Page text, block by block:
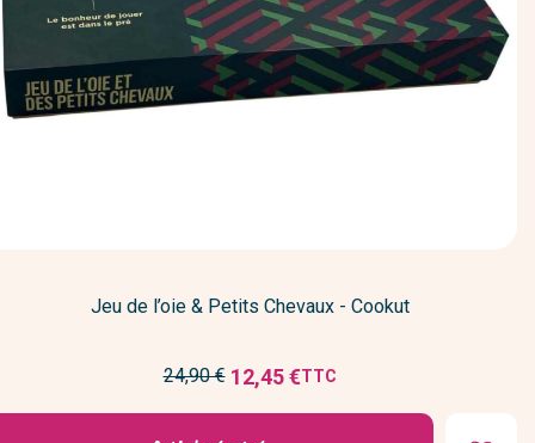
Jeu de l’oie & Petits Chevaux - Cookut
Prix
base
24,90 €
Prix
réduit
12,45 €TTC